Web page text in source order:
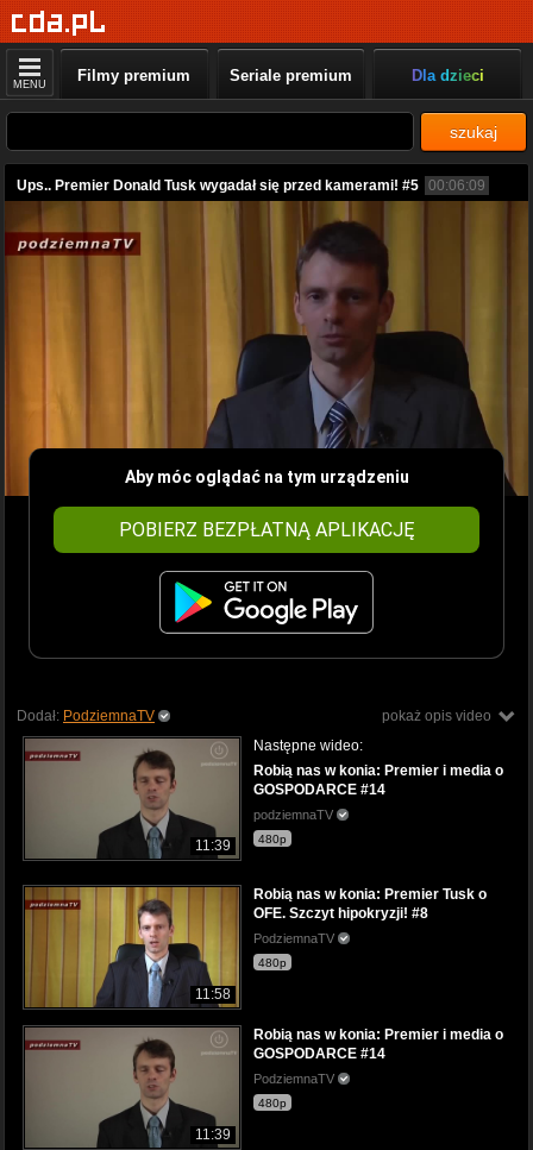
MENU Filmy premium Seriale premium Dla dzieci
szukaj
Ups.. Premier Donald Tusk wygadał się przed kamerami! #5 00:06:09
Aby móc oglądać na tym urządzeniu
POBIERZ BEZPŁATNĄ APLIKACJĘ
pokaż opis video
Dodał: PodziemnaTV
11:39
Następne wideo:
Robią nas w konia: Premier i media o
GOSPODARCE #14
podziemnaTV
480p
11:58
Robią nas w konia: Premier Tusk o
OFE. Szczyt hipokryzji! #8
PodziemnaTV
480p
11:39
Robią nas w konia: Premier i media o
GOSPODARCE #14
PodziemnaTV
480p